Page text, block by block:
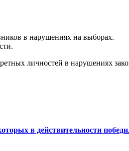
в нарушениях на выборах.
личностей в нарушениях
в действительности